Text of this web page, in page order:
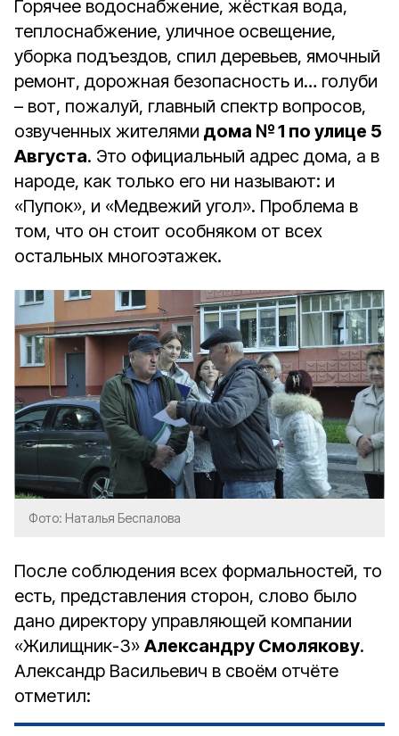
Горячее водоснабжение, жёсткая вода,
теплоснабжение, уличное освещение,
уборка подъездов, спил деревьев, ямочный
ремонт, дорожная безопасность и… голуби
– вот, пожалуй, главный спектр вопросов,
озвученных жителями дома № 1 по улице 5
Августа. Это официальный адрес дома, а в
народе, как только его ни называют: и
«Пупок», и «Медвежий угол». Проблема в
том, что он стоит особняком от всех
остальных многоэтажек.
Фото: Наталья Беспалова
После соблюдения всех формальностей, то
есть, представления сторон, слово было
дано директору управляющей компании
«Жилищник-3» Александру Смолякову.
Александр Васильевич в своём отчёте
отметил: